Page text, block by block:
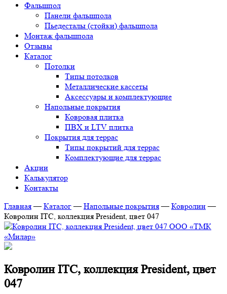
Фальшпол
Панели фальшпола
Пьедесталы (стойки) фальшпола
Монтаж фальшпола
Отзывы
Каталог
Потолки
Типы потолков
Металлические кассеты
Аксессуары и комплектующие
Напольные покрытия
Ковровая плитка
ПВХ и LTV плитка
Покрытия для террас
Типы покрытий для террас
Комплектующие для террас
Акции
Калькулятор
Контакты
Главная — Каталог — Напольные покрытия — Ковролин —
Ковролин ITC, коллекция President, цвет 047
Ковролин ITC, коллекция President, цвет
047